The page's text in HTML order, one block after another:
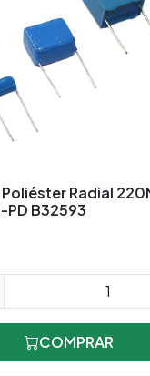
Radial
PD B32593
COMPRAR